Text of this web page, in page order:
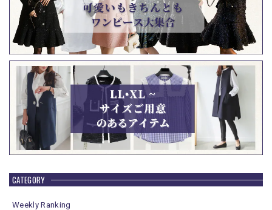
CATEGORY
Weekly Ranking